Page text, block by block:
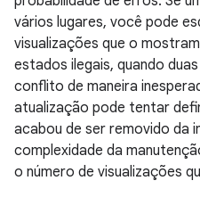
vários lugares, você pode
visualizações que o
estados ilegais, quando
conflito de maneira
atualização pode tentar
acabou de ser removido da
complexidade da
o número de visualizações